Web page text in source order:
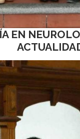
EN